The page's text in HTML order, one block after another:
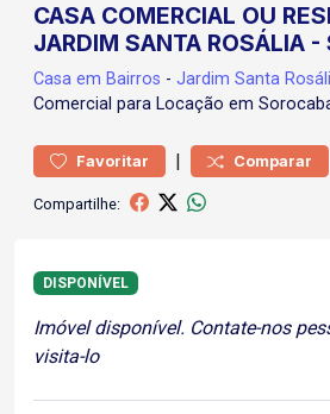
CASA COMERCIAL OU
JARDIM SANTA ROSÁLIA -
Casa em Bairros - Jardim Santa
Comercial para Locação em
Favoritar | Comparar
Compartilhe:
DISPONÍVEL
Imóvel disponível. Contate-nos
visita-lo